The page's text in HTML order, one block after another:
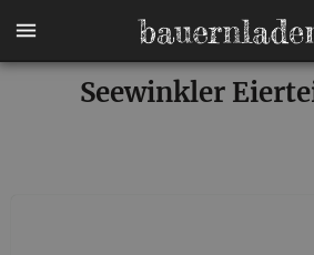
Seewinkler